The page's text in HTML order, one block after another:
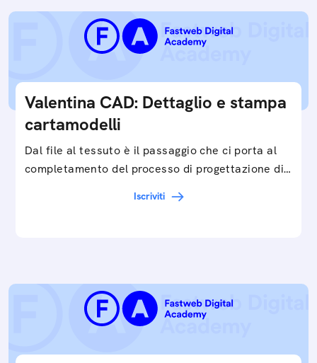
Valentina CAD: Dettaglio e stampa
cartamodelli
Dal file al tessuto è il passaggio che ci porta al
completamento del processo di progettazione di
Iscriviti